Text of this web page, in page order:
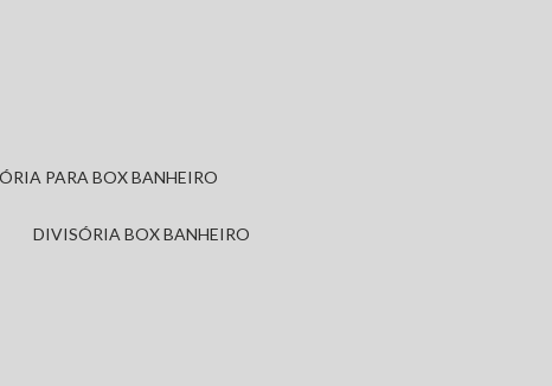
PARA BOX BANHEIRO
DIVISÓRIA BOX BANHEIRO